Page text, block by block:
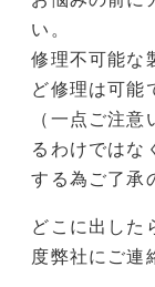
い。
修理不可能な
ど修理は可能
（一点ご注
るわけではな
する為ご了承
どこに出した
度弊社にご連